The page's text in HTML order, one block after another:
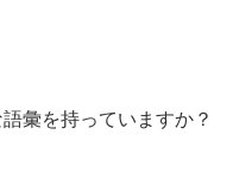
彙を持っていますか？